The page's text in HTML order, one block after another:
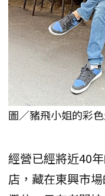
圖／豬飛小姐的彩
經營已經將近40
店，藏在東興市